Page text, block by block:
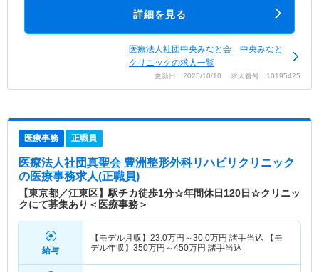
詳細を見る
医療法人社団中央みなと会 中央みなと
クリニックの求人一覧
更新日：2025/10/10 求人番号：10195425
医療事務 正職員
医療法人社団真聖会 豊洲整形外科リハビリクリニック
の医療事務求人(正職員)
【東京都／江東区】駅チカ徒歩1分☆年間休日120日☆クリニッ
クにて募集あり＜医療事務＞
給与
【モデル月収】 23.0万円～30.0万円 諸手当込 【モ
デル年収】 350万円～450万円 諸手当込